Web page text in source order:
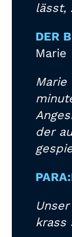
lässt,
DER
Marie
der
krass